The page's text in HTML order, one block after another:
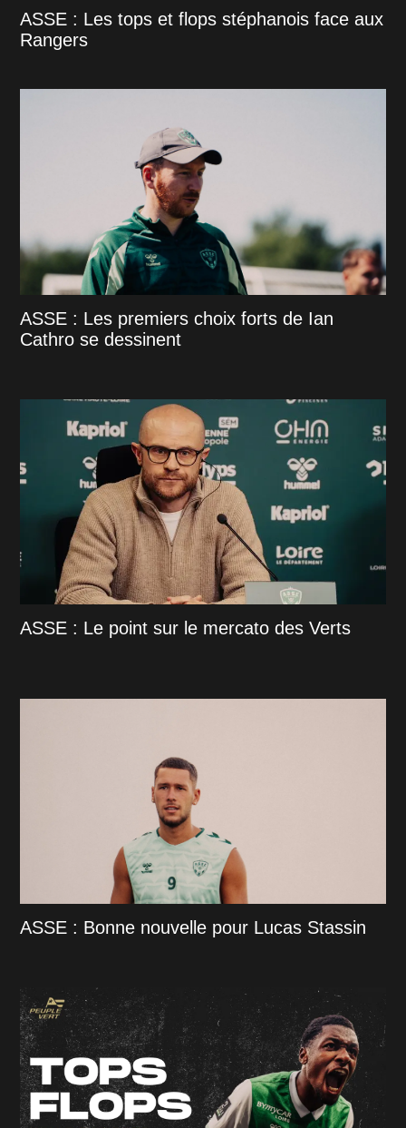
ASSE : Les tops et flops stéphanois face aux
Rangers
ASSE : Les premiers choix forts de Ian
Cathro se dessinent
ASSE : Le point sur le mercato des Verts
ASSE : Bonne nouvelle pour Lucas Stassin